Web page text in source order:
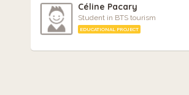
Céline Pacary
Student in BTS tourism
EDUCATIONAL PROJECT